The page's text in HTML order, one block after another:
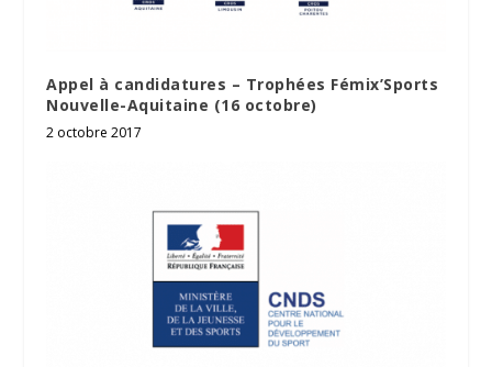
Appel à candidatures – Trophées Fémix’Sports
Nouvelle-Aquitaine (16 octobre)
2 octobre 2017